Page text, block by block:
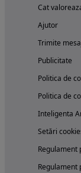
Cat
Ajutor
Trimite
Publicitate
Politica de
Politica de
Inteligenta
Setări
Regulament
Regulament